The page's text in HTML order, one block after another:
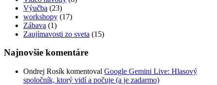
Výučba (23)
workshopy (17)
Zábava (1)
Zaujímavosti zo sveta (15)
Najnovšie komentáre
Ondrej Rosík komentoval Google Gemini Live: Hlasový
spoločník, ktorý vidí a počuje (a je zadarmo)